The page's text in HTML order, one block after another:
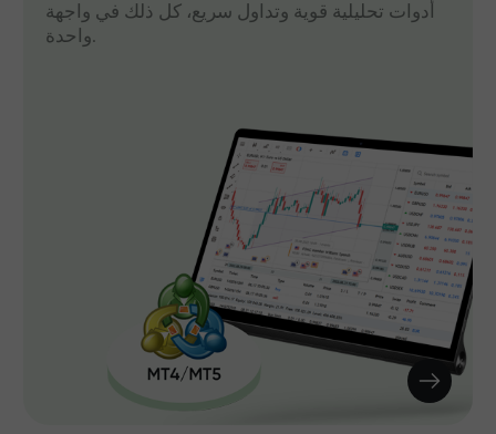
أدوات تحليلية قوية وتداول سريع، كل ذلك في واجهة
واحدة.